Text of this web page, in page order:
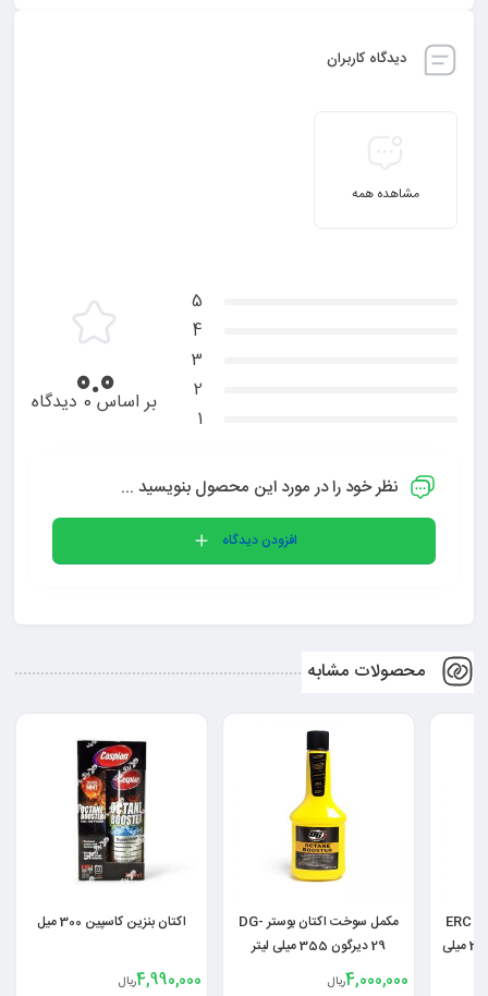
دیدگاه کاربران
مشاهده همه
5
4
3
2
1
0.0بر اساس 0 دیدگاه
نظر خود را در مورد این محصول بنویسید ...
افزودن دیدگاه
محصولات مشابه
مکمل سوخت اکتان بوستر ERC
مکمل سوخت اکتان بوستر DG-
29 دیرگون 355 میلی لیتر
4,000,000ریال
اکتان بنزین کاسپین 300 میل
4,990,000ریال